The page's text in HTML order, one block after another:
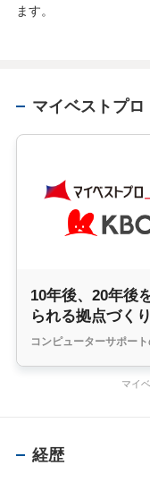
ます。
マイベストプ
10年後、20年後
られる拠点づく
コンピューターサポート
マイ
経歴